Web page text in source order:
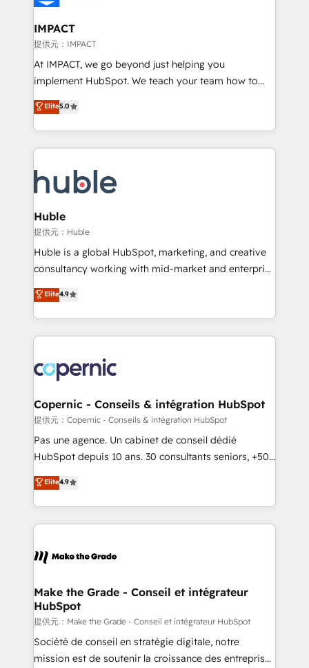
Click "Contact Business" ⬅️ to access 150+ Kickstart
Integration templates that put HubSpot in the center
of your tech stack, syncing... 🛍️ Shopify or
WooCommerce 💲 Stripe or Paypal 💰 Sage or
Netsuite 🤖 Google or Microsoft ✍️ DocuSign or
the rare Advanced "Custom Integrations"
Accreditation, securely sync data across... 🔄 any
new HubSpot portal with Advanced Website and
CRM Migrations using our in-house "HubScrub" Tool.
IMPACT
提供元：IMPACT
At IMPACT, we go beyond just helping you
implement HubSpot. We teach your team how to
master it. As the creators of the Endless Customers
System™ (the next evolution of They Ask, You
Answer), we’re the only HubSpot partner built
entirely around coaching and training. That means
skills, processes, and internal team you need to
attract the right buyers, close deals faster, and grow
without outside dependencies. You’ll learn how to: •
Set up, audit, and organize your HubSpot portal •
Get your sales team fully using HubSpot • Track
pipeline and revenue across the entire buyer journey
growth • Create content and videos that attract
buyers • Use AI to scale smarter Our coaching-led
lasts. So if you're ready to become the most trusted
voice in your market, let’s talk.
Elite5.0
Huble
提供元：Huble
Huble is a global HubSpot, marketing, and creative
consultancy working with mid-market and enterprise
businesses. We go beyond implementation, shaping
the strategy, processes, and teams that turn
HubSpot into a genuine growth engine. Named
HubSpot's Global Partner of the Year in 2024,
worldwide, and with over 15 years in the ecosystem,
Huble has built a track record that speaks for itself.
One company, one operating model, delivering
across offices and consulting teams in the UK, USA,
Canada, Germany, France, Belgium, Singapore, and
South Africa. Certified compliant with ISO/IEC
international offices and 175+ employees.
Elite4.9
Copernic - Conseils & intégration HubSpot
提供元：Copernic - Conseils & intégration HubSpot
Pas une agence. Un cabinet de conseil dédié
HubSpot depuis 10 ans. 30 consultants seniors, +500
clients, un ROI mesurable. Notre mission : faire de
HubSpot un vrai levier de performance pour votre
organisation. Cela passe par la compréhension de
vos processus, la fiabilisation de vos données et
la plateforme. Nos domaines d'intervention : -
& reprise de données - Stratégie RevOps &
alignement Marketing / Sales - Data, reporting &
tableaux de bord - Onboarding, audit &
optimisation - Intégrations métiers (ERP, téléphonie,
e-commerce) - Formation & accompagnement au
Elite4.9
Make the Grade - Conseil et intégrateur
HubSpot
提供元：Make the Grade - Conseil et intégrateur HubSpot
Société de conseil en stratégie digitale, notre
mission est de soutenir la croissance des entreprises